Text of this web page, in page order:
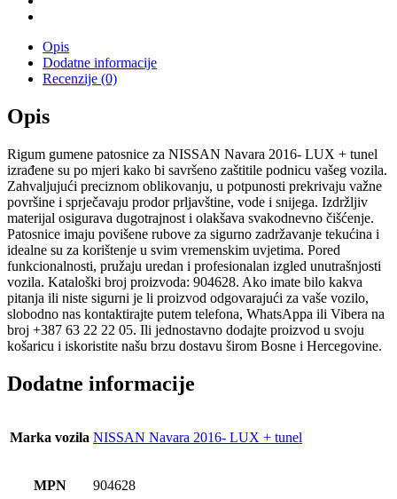
Opis
Dodatne informacije
Recenzije (0)
Opis
Rigum gumene patosnice za NISSAN Navara 2016- LUX + tunel
izrađene su po mjeri kako bi savršeno zaštitile podnicu vašeg vozila.
Zahvaljujući preciznom oblikovanju, u potpunosti prekrivaju važne
površine i sprječavaju prodor prljavštine, vode i snijega. Izdržljiv
materijal osigurava dugotrajnost i olakšava svakodnevno čišćenje.
Patosnice imaju povišene rubove za sigurno zadržavanje tekućina i
idealne su za korištenje u svim vremenskim uvjetima. Pored
funkcionalnosti, pružaju uredan i profesionalan izgled unutrašnjosti
vozila. Kataloški broj proizvoda: 904628. Ako imate bilo kakva
pitanja ili niste sigurni je li proizvod odgovarajući za vaše vozilo,
slobodno nas kontaktirajte putem telefona, WhatsAppa ili Vibera na
broj +387 63 22 22 05. Ili jednostavno dodajte proizvod u svoju
košaricu i iskoristite našu brzu dostavu širom Bosne i Hercegovine.
Dodatne informacije
Marka vozila NISSAN Navara 2016- LUX + tunel
MPN 904628